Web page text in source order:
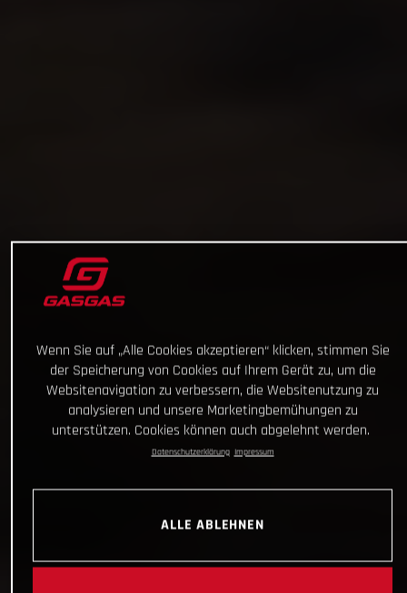
Wenn Sie auf „Alle Cookies akzeptieren“ klicken, stimmen Sie
der Speicherung von Cookies auf Ihrem Gerät zu, um die
Websitenavigation zu verbessern, die Websitenutzung zu
analysieren und unsere Marketingbemühungen zu
unterstützen. Cookies können auch abgelehnt werden.
Datenschutzerklärung Impressum
ALLE ABLEHNEN